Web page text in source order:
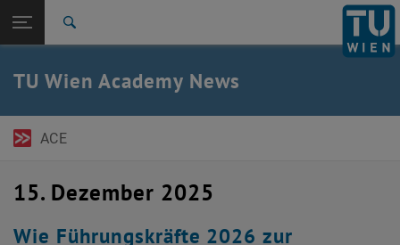
TU Login
Zurück: Subseiten von TU Wien Startseite auflisten
Zurück zur letzten Ebene:
ACE Newsletter
Expert Talks
Pressemitteilungen
TU Wien Academy News
ACE
15. Dezember 2025
Wie Führungskräfte 2026 zur